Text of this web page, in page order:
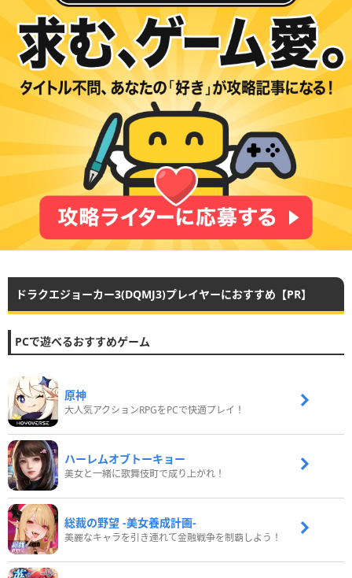
ドラクエジョーカー3(DQMJ3)プレイヤーにおすすめ【PR】
PCで遊べるおすすめゲーム
原神
大人気アクションRPGをPCで快適プレイ！
ハーレムオブトーキョー
美女と一緒に歌舞伎町で成り上がれ！
総裁の野望 -美女養成計画-
美麗なキャラを引き連れて金融戦争を制覇しよう！